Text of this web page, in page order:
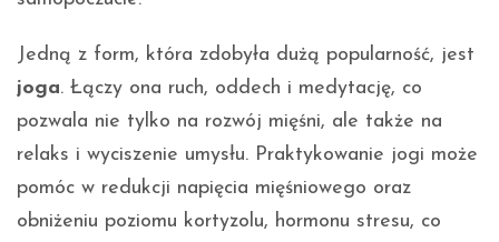
Jedną z form, która zdobyła dużą popularność, jest
joga. Łączy ona ruch, oddech i medytację, co
pozwala nie tylko na rozwój mięśni, ale także na
relaks i wyciszenie umysłu. Praktykowanie jogi może
pomóc w redukcji napięcia mięśniowego oraz
obniżeniu poziomu kortyzolu, hormonu stresu, co